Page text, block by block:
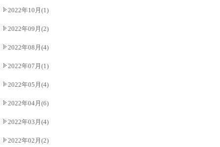
2022年10月(1)
2022年09月(2)
2022年08月(4)
2022年07月(1)
2022年05月(4)
2022年04月(6)
2022年03月(4)
2022年02月(2)